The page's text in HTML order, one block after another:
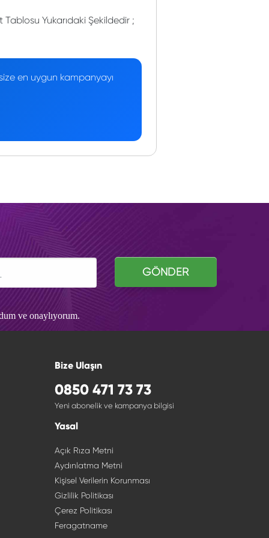
Yukarıdaki Şekildedir ;
en uygun kampanyayı
GÖNDER
ve onaylıyorum.
Bize Ulaşın
0850 471 73 73
Yeni abonelik ve kampanya bilgisi
Yasal
Açık Rıza Metni
Aydınlatma Metni
Kişisel Verilerin Korunması
Gizlilik Politikası
Çerez Politikası
Feragatname